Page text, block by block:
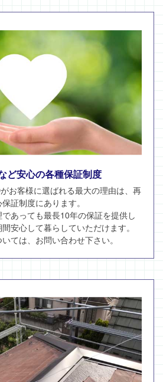
ど安心の各種保証制度
お客様に選ばれる最大の理由は、再
証制度にあります。
あっても最長10年の保証を提供し
安心して暮らしていただけます。
ては、お問い合わせ下さい。